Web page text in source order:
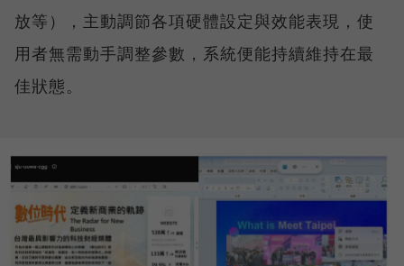
放等），主動調節各項硬體設定與效能表現，使
用者無需動手調整參數，系統便能持續維持在最
佳狀態。